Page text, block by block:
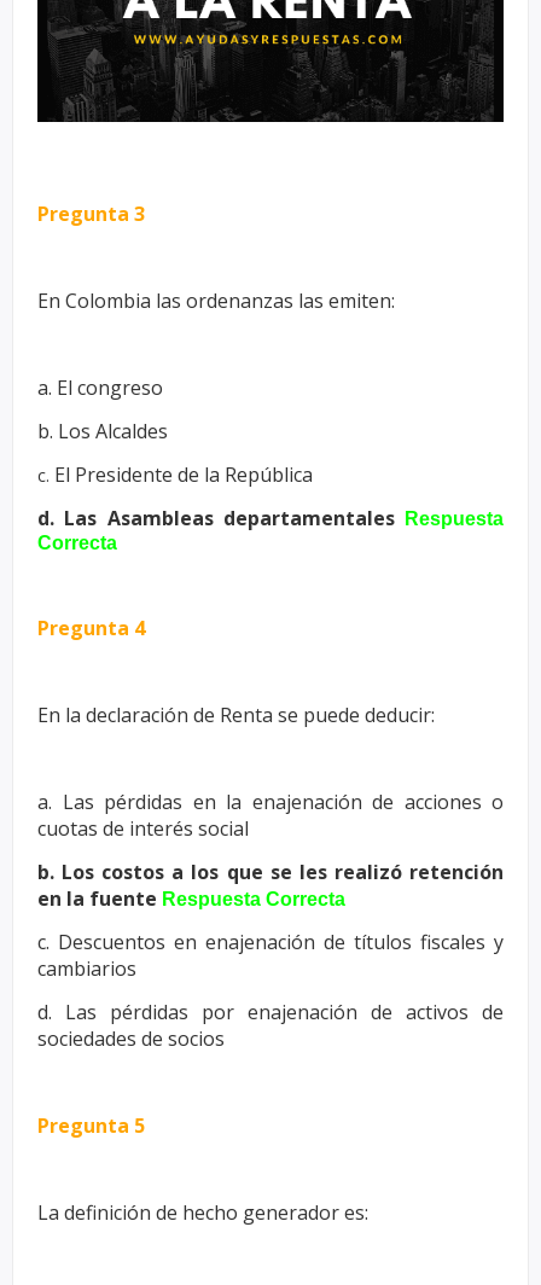
Pregunta 3
En Colombia las ordenanzas las emiten:
a. El congreso
b. Los Alcaldes
c. El Presidente de la República
d. Las Asambleas departamentales
Respuesta
Correcta
Pregunta 4
En la declaración de Renta se puede deducir:
a. Las pérdidas en la enajenación de acciones o
cuotas de interés social
b. Los costos a los que se les realizó retención
en la fuente Respuesta Correcta
c. Descuentos en enajenación de títulos fiscales y
cambiarios
d. Las pérdidas por enajenación de activos de
sociedades de socios
Pregunta 5
La definición de hecho generador es: